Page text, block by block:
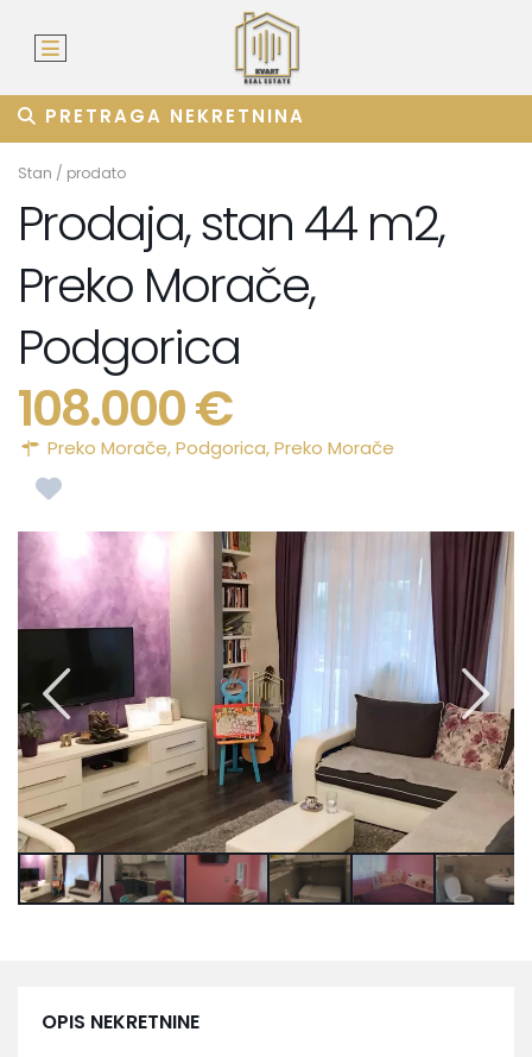
PRETRAGA NEKRETNINA
Stan / prodato
Prodaja, stan 44 m2,
Preko Morače,
Podgorica
108.000 €
Preko Morače,Podgorica,Preko Morače
OPIS NEKRETNINE